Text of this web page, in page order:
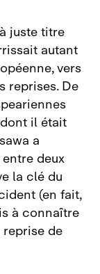
juste titre
autant
vers
reprises. De
il était
a
deux
la clé du
(en fait,
à connaître
de